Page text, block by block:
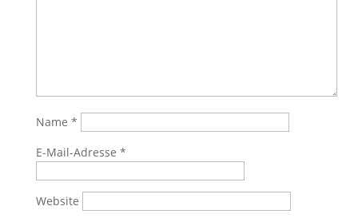
Name *
E-Mail-Adresse *
Website